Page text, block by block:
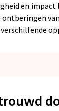
en